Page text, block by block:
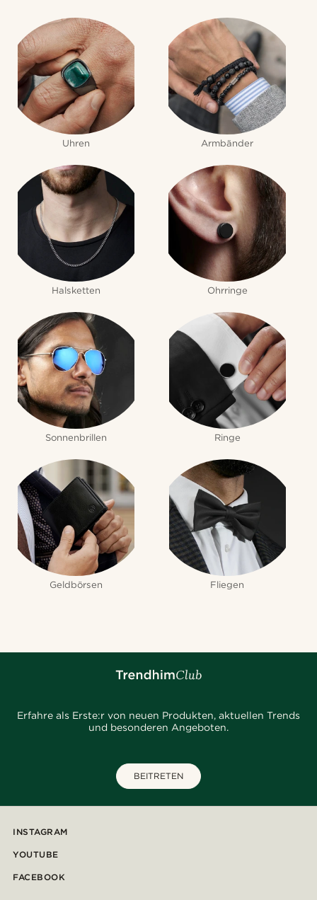
Uhren Armbänder
Halsketten Ohrringe
Sonnenbrillen Ringe
Geldbörsen Fliegen
Erfahre als Erste:r von neuen Produkten, aktuellen Trends
und besonderen Angeboten.
BEITRETEN
INSTAGRAM
YOUTUBE
FACEBOOK